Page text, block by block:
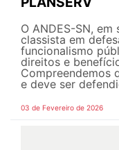
O ANDES-SN,
classista em
funcionalismo
direitos e
Compreendemos
e deve ser
03 de Fevereiro de 2026